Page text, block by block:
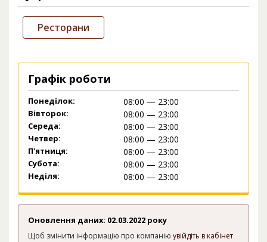
Ресторани
Графік роботи
Понеділок: 08:00 — 23:00
Вівторок: 08:00 — 23:00
Середа: 08:00 — 23:00
Четвер: 08:00 — 23:00
П'ятниця: 08:00 — 23:00
Субота: 08:00 — 23:00
Неділя: 08:00 — 23:00
Оновлення даних: 02.03.2022 року
Щоб змінити інформацію про компанію увійдіть в кабінет